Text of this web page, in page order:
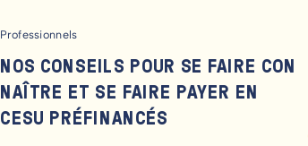
Professionnels
NOS CONSEILS POUR SE FAIRE CON
NAÎTRE ET SE FAIRE PAYER EN
CESU PRÉFINANCÉS